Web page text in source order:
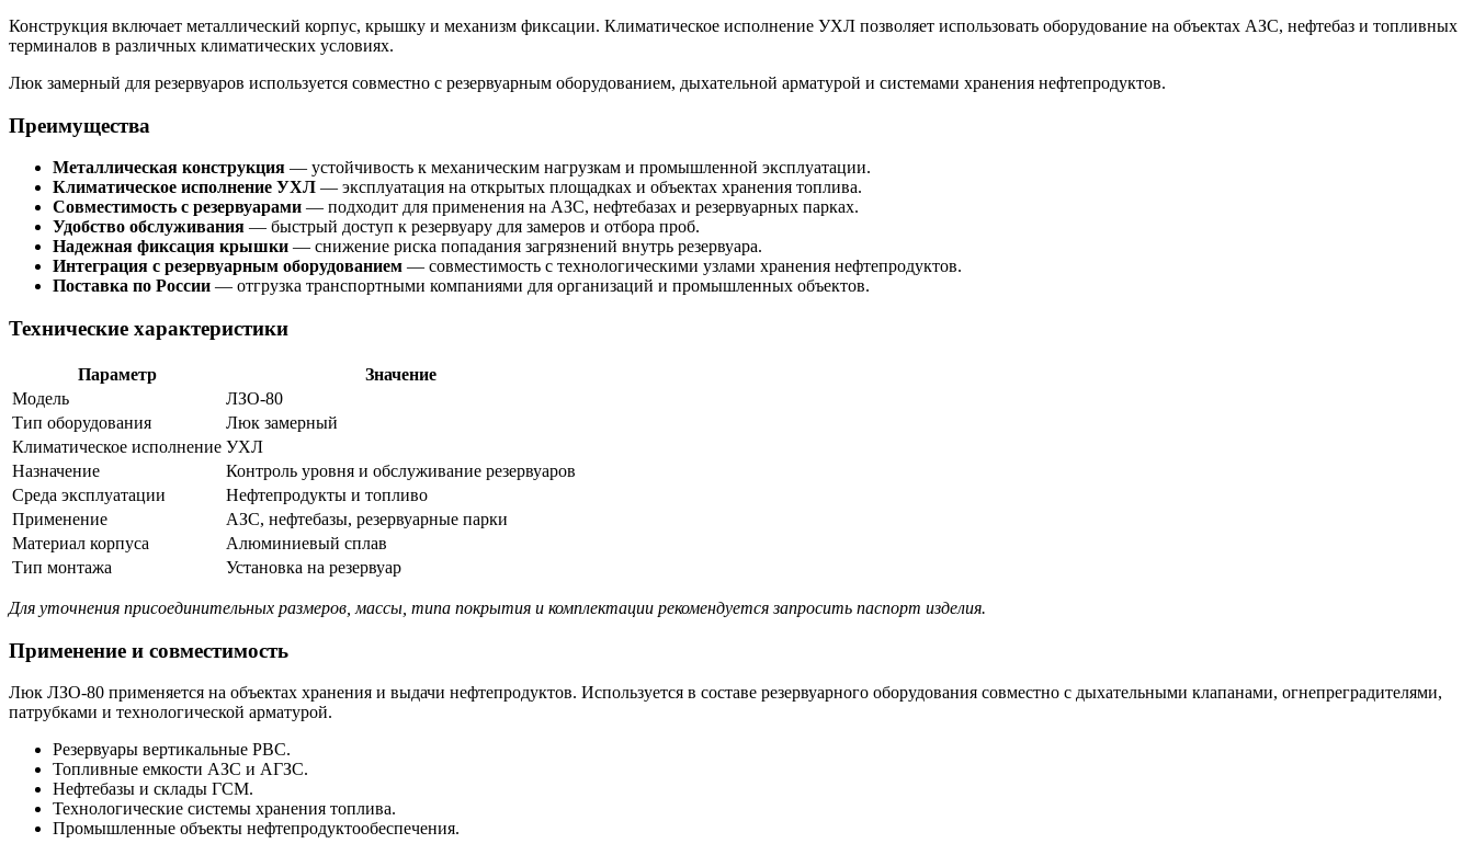
Конструкция включает металлический корпус, крышку и механизм фиксации. Климатическое исполнение УХЛ позволяет использовать оборудование на объектах АЗС, нефтебаз и топливных
терминалов в различных климатических условиях.
Люк замерный для резервуаров используется совместно с резервуарным оборудованием, дыхательной арматурой и системами хранения нефтепродуктов.
Преимущества
Металлическая конструкция — устойчивость к механическим нагрузкам и промышленной эксплуатации.
Климатическое исполнение УХЛ — эксплуатация на открытых площадках и объектах хранения топлива.
Совместимость с резервуарами — подходит для применения на АЗС, нефтебазах и резервуарных парках.
Удобство обслуживания — быстрый доступ к резервуару для замеров и отбора проб.
Надежная фиксация крышки — снижение риска попадания загрязнений внутрь резервуара.
Интеграция с резервуарным оборудованием — совместимость с технологическими узлами хранения нефтепродуктов.
Поставка по России — отгрузка транспортными компаниями для организаций и промышленных объектов.
Технические характеристики
Параметр
Значение
Модель
ЛЗО-80
Тип оборудования
Люк замерный
Климатическое исполнение УХЛ
Назначение
Контроль уровня и обслуживание резервуаров
Среда эксплуатации
Нефтепродукты и топливо
Применение
АЗС, нефтебазы, резервуарные парки
Материал корпуса
Алюминиевый сплав
Тип монтажа
Установка на резервуар
Для уточнения присоединительных размеров, массы, типа покрытия и комплектации рекомендуется запросить паспорт изделия.
Применение и совместимость
Люк ЛЗО-80 применяется на объектах хранения и выдачи нефтепродуктов. Используется в составе резервуарного оборудования совместно с дыхательными клапанами, огнепреградителями,
патрубками и технологической арматурой.
Резервуары вертикальные РВС.
Топливные емкости АЗС и АГЗС.
Нефтебазы и склады ГСМ.
Технологические системы хранения топлива.
Промышленные объекты нефтепродуктообеспечения.